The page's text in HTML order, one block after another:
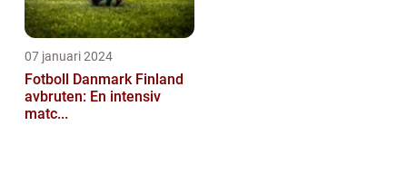
07 januari 2024
Fotboll Danmark Finland
avbruten: En intensiv
matc...